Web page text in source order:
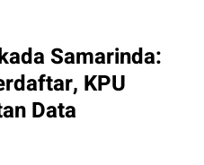
Samarinda:
KPU
Data